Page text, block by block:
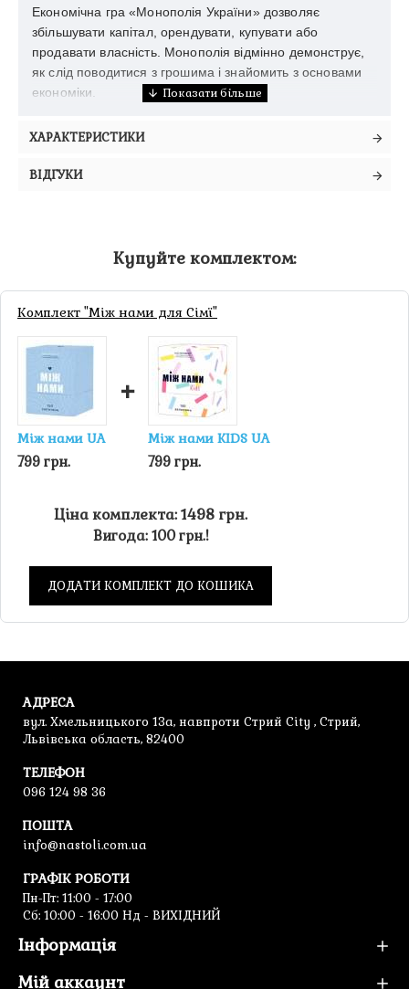
Економічна гра «Монополія України» дозволяє
збільшувати капітал, орендувати, купувати або
продавати власність. Монополія відмінно демонструє,
як слід поводитися з грошима і знайомить з основами
економіки.
ХАРАКТЕРИСТИКИ
ВІДГУКИ
Купуйте комплектом:
Комплект "Між нами для Сімї"
Між нами UA
799 грн.
+
Між нами KIDS UA
799 грн.
Ціна комплекта: 1498 грн.
Вигода: 100 грн.!
ДОДАТИ КОМПЛЕКТ ДО КОШИКА
АДРЕСА
вул. Хмельницького 13а, навпроти Стрий City , Стрий,
Львівська область, 82400
ТЕЛЕФОН
096 124 98 36
ПОШТА
info@nastoli.com.ua
ГРАФІК РОБОТИ
Пн-Пт: 11:00 - 17:00
Cб: 10:00 - 16:00 Нд - ВИХІДНИЙ
Інформація
Мій аккаунт